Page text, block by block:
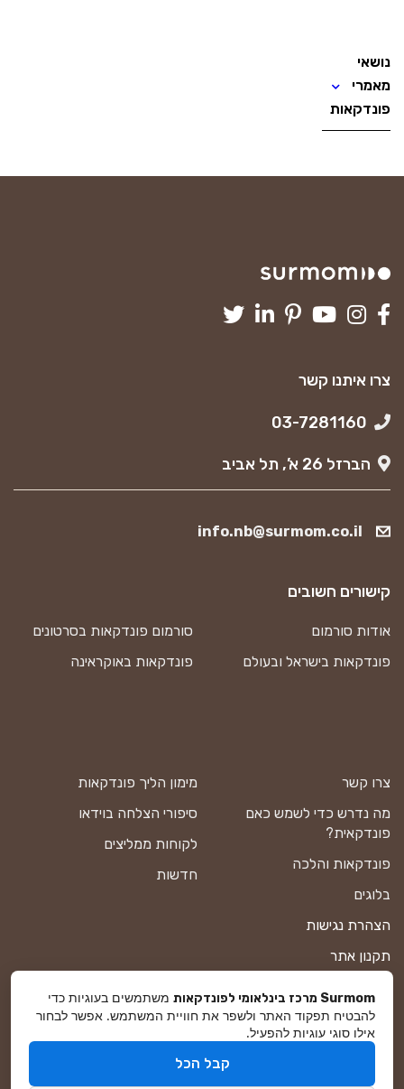
נושאי
מאמרי
פונדקאות
צרו איתנו קשר
הברזל 26 א’, תל אביב
info.nb@surmom.co.il
צרו קשר
מה נדרש כדי לשמש כאם
פונדקאית?
פונדקאות והלכה
בלוגים
הצהרת נגישות
תקנון אתר
מפת אתר
מימון הליך פונדקאות
סיפורי הצלחה בוידאו
לקוחות ממליצים
חדשות
קישורים חשובים
אודות סורמום
סורמום פונדקאות בסרטונים
פונדקאות בישראל ובעולם
פונדקאות באוקראינה
Surmom מרכז בינלאומי לפונדקאות
משתמשים בעוגיות כדי
להבטיח תפקוד האתר ולשפר את חוויית המשתמש. אפשר לבחור
אילו סוגי עוגיות להפעיל.
קבל הכל